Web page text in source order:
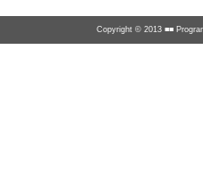
Copyright © 2013 ■■